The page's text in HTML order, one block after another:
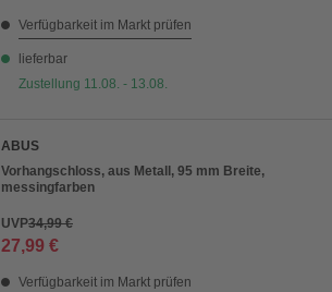
Verfügbarkeit im Markt prüfen
lieferbar
Zustellung 11.08. - 13.08.
ABUS
Vorhangschloss, aus Metall, 95 mm Breite,
messingfarben
UVP34,99 €
27,99 €
Verfügbarkeit im Markt prüfen